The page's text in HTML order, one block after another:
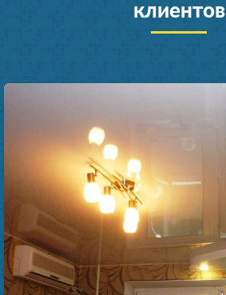
клиентов